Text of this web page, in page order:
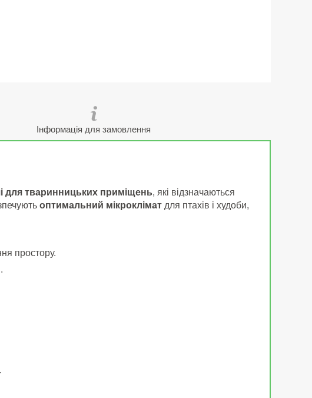
Інформація для замовлення
для тваринницьких приміщень, які відзначаються
оптимальний мікроклімат для птахів і худоби,
простору.